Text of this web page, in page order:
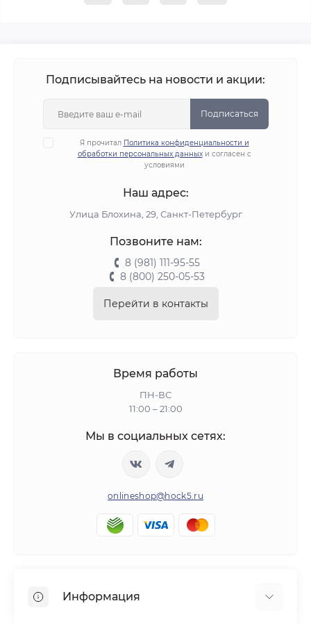
Подписывайтесь на новости и акции:
Подписаться
Я прочитал Политика конфиденциальности и
обработки персональных данныхи согласен с
условиями
Наш адрес:
Улица Блохина, 29, Санкт-Петербург
Позвоните нам:
8 (981) 111-95-55
8 (800) 250-05-53
Перейти в контакты
Время работы
ПН-ВС
11:00 – 21:00
Мы в социальных сетях:
onlineshop@hock5.ru
Информация